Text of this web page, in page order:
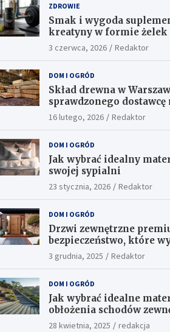
ZDROWIE
Smak i wygoda
kreatyny w formie żelek
3 czerwca, 2026 Redaktor
DOM I OGRÓD
Skład drewna w
sprawdzonego dostawcę
konstrukcyjnych?
16 lutego, 2026 Redaktor
DOM I OGRÓD
Jak wybrać idealny
swojej sypialni
23 stycznia, 2026 Redaktor
DOM I OGRÓD
Drzwi zewnętrzne
bezpieczeństwo, które
ekskluzywnie
3 grudnia, 2025 Redaktor
DOM I OGRÓD
Jak wybrać idealne
obłożenia schodów
Praktyczne porady i
28 kwietnia, 2025 redakcja